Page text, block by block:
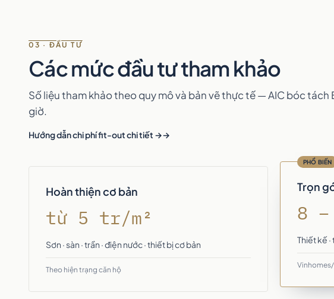
03 · ĐẦU TƯ
Các mức đầu tư tham khảo
Số liệu tham khảo theo quy mô và bản vẽ thực tế — AIC bóc
giờ.
Hướng dẫn chi phí fit-out chi tiết →
Hoàn thiện cơ bản
từ 5 tr/m²
Sơn · sàn · trần · điện nước · thiết bị cơ bản
Theo hiện trạng căn hộ
PHỔ BIẾN
Trọn
8
Thiết kế